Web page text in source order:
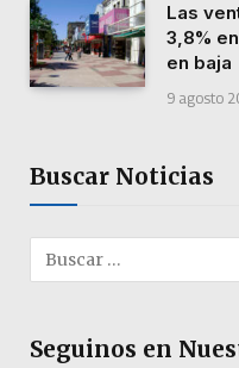
Las
3,8%
en baja
9 agosto
Buscar Noticias
Seguinos en